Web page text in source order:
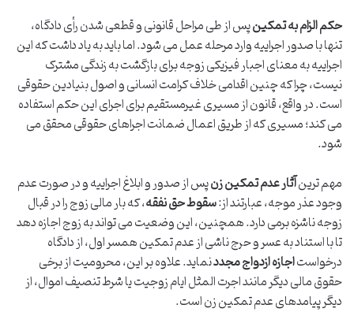
حکم الزام به تمکینپس از طی مراحل قانونی و قطعی شدن رأی دادگاه،
تنها با صدور اجراییه وارد مرحله عمل می شود. اما باید به یاد داشت که این
اجراییه به معنای اجبار فیزیکی زوجه برای بازگشت به زندگی مشترک
نیست، چرا که چنین اقدامی خلاف کرامت انسانی و اصول بنیادین حقوقی
است. در واقع، قانون از مسیری غیرمستقیم برای اجرای این حکم استفاده
می کند؛ مسیری که از طریق اعمال ضمانت اجراهای حقوقی محقق می
شود.
مهم ترینآثار عدم تمکین زنپس از صدور و ابلاغ اجراییه و در صورت عدم
وجود عذر موجه، عبارتند از:سقوط حق نفقه، که بار مالی زوج را در قبال
زوجه ناشزه برمی دارد. همچنین، این وضعیت می تواند به زوج اجازه دهد
تا با استناد به عسر و حرج ناشی از عدم تمکین همسر اول، از دادگاه
درخواستاجازه ازدواج مجددنماید. علاوه بر این، محرومیت از برخی
حقوق مالی دیگر مانند اجرت المثل ایام زوجیت یا شرط تنصیف اموال، از
دیگر پیامدهای عدم تمکین زن است.